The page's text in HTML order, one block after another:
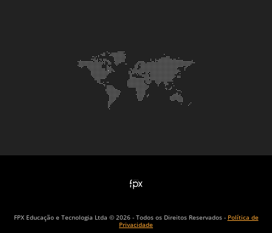
FPX Educação e Tecnologia Ltda © 2026 - Todos os Direitos Reservados - Política de
Privacidade